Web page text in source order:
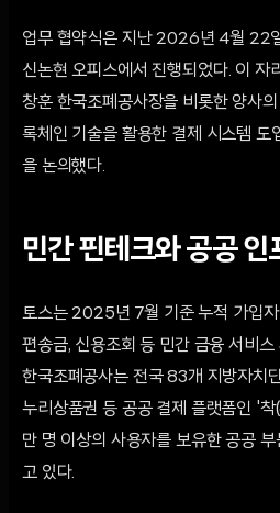
업무 협약식은 지난 2026년 4월 22
신논현 오피스에서 진행되었다. 이 자
창훈 한국조폐공사장을 비롯한 양사
록체인 기술을 활용한 결제 시스템 도
을 논의했다.
민간 핀테크와 공공 인
토스는 2025년 7월 기준 누적 가입
편송금, 신용조회 등 민간 금융 서비스
한국조폐공사는 전국 83개 지방자치
누리상품권 등 공공 결제 플랫폼인 '
만 명 이상의 사용자를 보유한 공공
고 있다.